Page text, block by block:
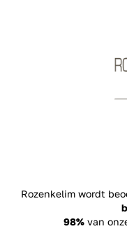
Rozenkelim wordt
98%van